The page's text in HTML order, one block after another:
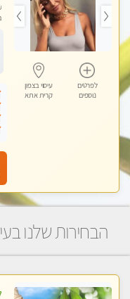
לפרטים
נוספים
עיסוי בצפון
קרית אתא
הבחירות שלנו